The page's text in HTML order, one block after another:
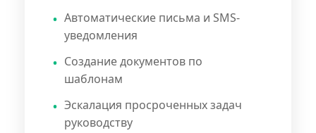
Автоматические письма и SMS-
уведомления
Создание документов по
шаблонам
Эскалация просроченных задач
руководству